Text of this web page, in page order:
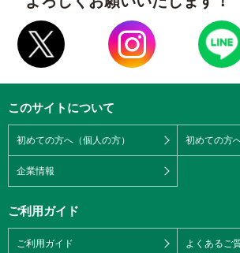
このサイトについて
初めての方へ（個人の方） 初めての方
企業情報
ご利用ガイド
ご利用ガイド よくあるご